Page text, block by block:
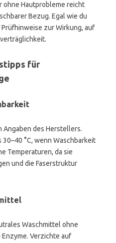
ohne Hautprobleme reicht
Bezug. Egal wie du
zur Wirkung, auf
für
Angaben des Herstellers.
°C, wenn Waschbarkeit
Temperaturen, da sie
und die Faserstruktur
Waschmittel ohne
Verzichte auf